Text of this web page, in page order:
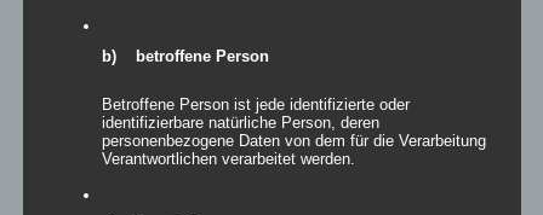
Ähnliche Produkte
b) betroffene Person
Betroffene Person ist jede identifizierte oder
identifizierbare natürliche Person, deren
personenbezogene Daten von dem für die Verarbeitung
Verantwortlichen verarbeitet werden.